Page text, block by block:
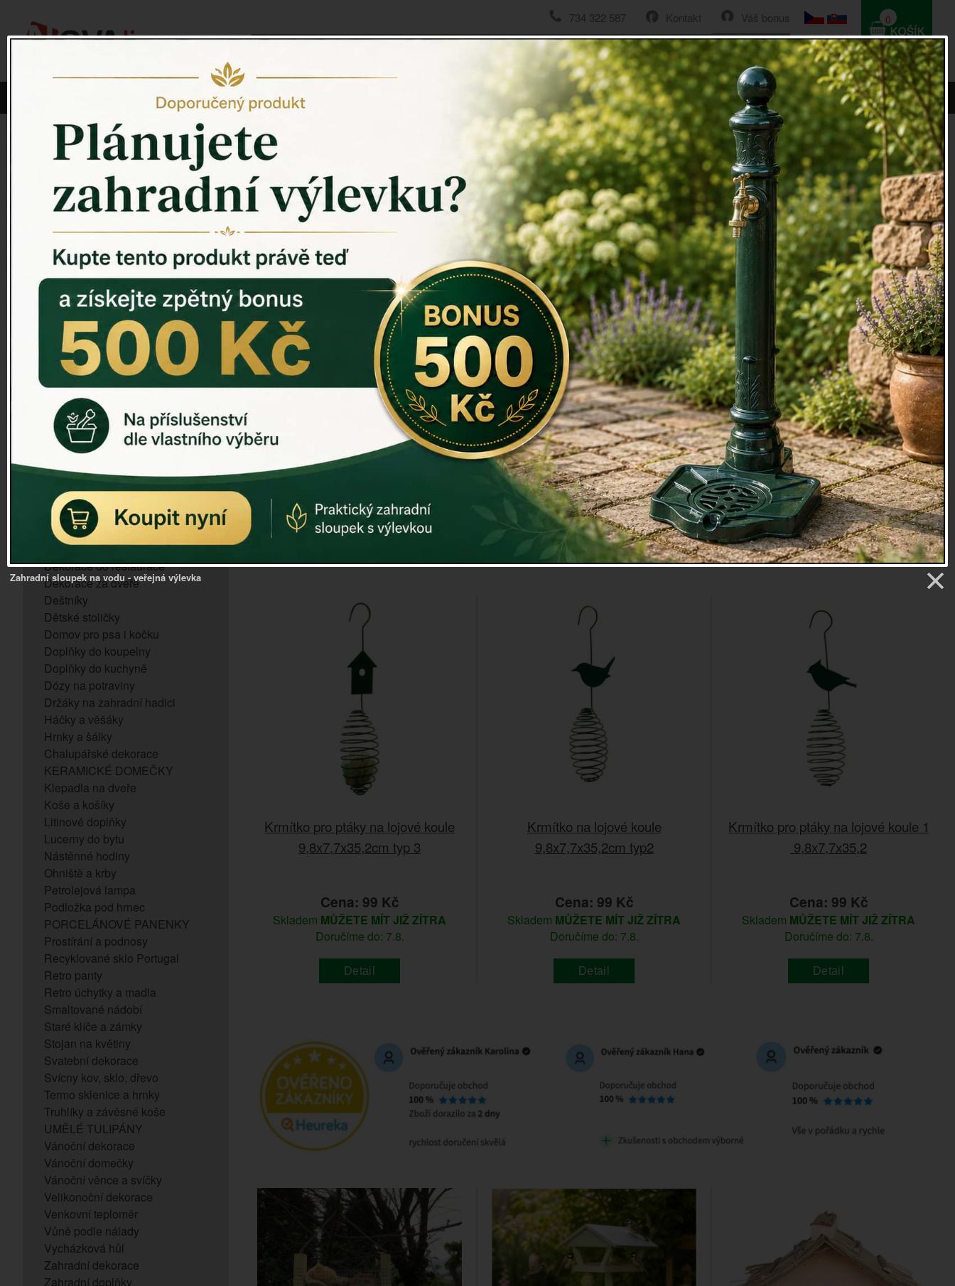
Váš bonus
Kontakt
734 322 587
HLEDAT
0
0 Kč
Vyberte si kategorii: NOVINKY
PÍTKO PRO PTÁKY
ZAHRADNÍ SOCHY
ZAHRADNÍ UMYVADLA
PTAČÍ BUDKY
Litinové škrabáky na boty
DEKORACE NA HROB
RETRO KONZOLE
Domovní čísla - litina
DEKORACE NA ZEĎ
ZVONKOHRA
ZVONY A ZVONKY
PTAČÍ KRMÍTKA
SLUNEČNÍ HODINY
Dózy na brambory a zeleninu
VÝPRODEJ - poslední kusy
Andělé, něžné sošky
Aroma lampy
Buddha soška
BUDKY PRO SÝKORKY
Budky pro vrabce
Bytový textil
Dárky pro muže
Dekorace do bytu
Dekorace do restaurace
Dekorace za dveře
Deštníky
Dětské stoličky
Domov pro psa i kočku
Doplňky do koupelny
Doplňky do kuchyně
Dózy na potraviny
Držáky na zahradní hadici
Háčky a věšáky
Hrnky a šálky
Chalupářské dekorace
KERAMICKÉ DOMEČKY
Klepadla na dveře
Koše a košíky
Litinové doplňky
Lucerny do bytu
Nástěnné hodiny
Ohniště a krby
Petrolejová lampa
Podložka pod hrnec
PORCELÁNOVÉ PANENKY
Prostírání a podnosy
Recyklované sklo Portugal
Retro panty
Retro úchytky a madla
Smaltované nádobí
Staré klíče a zámky
Stojan na květiny
Svatební dekorace
Svícny kov, sklo, dřevo
Termo sklenice a hrnky
Truhlíky a závěsné koše
UMĚLÉ TULIPÁNY
Vánoční dekorace
Vánoční domečky
Vánoční věnce a svíčky
Velikonoční dekorace
Venkovní teploměr
Vůně podle nálady
Vycházková hůl
Zahradní dekorace
Zahradní doplňky
Venkovský domov Řazení: Cena|Název|Skladem|Vše
Krmítko nástěnné půlkulaté litina
23,6x12,3x24,4cm
Cena: 829 Kč
Doručíme do: 7.8.
Litinové nástěnné krmítko s
ptáčkem 18x18x10cm
Cena: 419 Kč
SklademMŮŽETE MÍT JIŽ ZÍTRA
Doručíme do: 7.8.
Detail
Krmítko na lojové koule
9,8x7,7x35,2cm typ4
Cena: 99 Kč
SklademMŮŽETE MÍT JIŽ ZÍTRA
Doručíme do: 7.8.
Detail
Krmítko pro ptáky na lojové koule
9,8x7,7x35,2cm typ 3
Cena: 99 Kč
Skladem MŮŽETE MÍT JIŽ ZÍTRA
Doručíme do: 7.8.
Detail
Krmítko na lojové koule
9,8x7,7x35,2cm typ2
Cena: 99 Kč
Skladem MŮŽETE MÍT JIŽ ZÍTRA
Doručíme do: 7.8.
Detail
Krmítko pro ptáky na lojové koule 1
9,8x7,7x35,2
Cena: 99 Kč
Skladem MŮŽETE MÍT JIŽ ZÍTRA
Doručíme do: 7.8.
Detail
Zahradní sloupek na vodu - veřejná výlevka